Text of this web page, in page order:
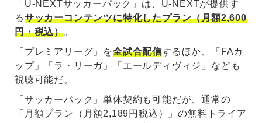
「U-NEXTサッカーパック」は、U-NEXTが提供す
るサッカーコンテンツに特化したプラン（月額2,600
円・税込）。
「プレミアリーグ」を全試合配信するほか、「FAカ
ップ」「ラ・リーガ」「エールディヴィジ」なども
視聴可能だ。
「サッカーパック」単体契約も可能だが、通常の
「月額プラン（月額2,189円税込）」の無料トライア